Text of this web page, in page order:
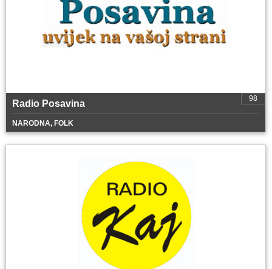
98
Radio Posavina
NARODNA, FOLK